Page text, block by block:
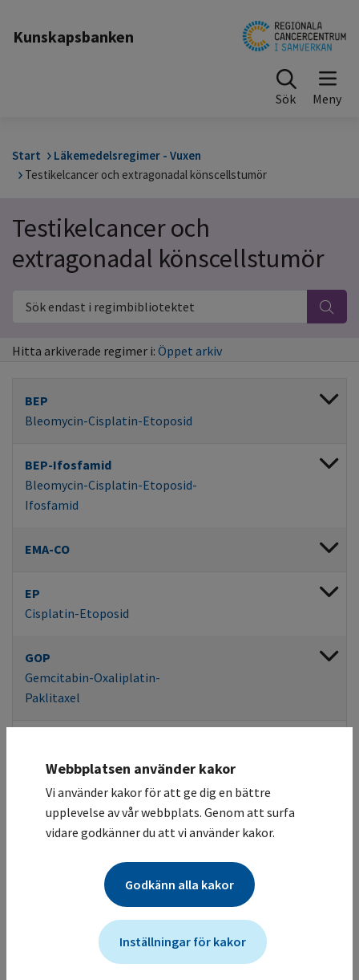
Kunskapsbanken
Sök
Start
Läkemedelsregimer - Vuxen
Testikelcancer och extragonadal könscellstumör
Testikelcancer och
extragonadal könscellstumör
Hitta arkiverade regimer i: Öppet arkiv
BEP
Bleomycin-Cisplatin-Etoposid
BEP-Ifosfamid
Bleomycin-Cisplatin-Etoposid-
Ifosfamid
EMA-CO
EP
Cisplatin-Etoposid
GOP
Gemcitabin-Oxaliplatin-
Paklitaxel
Karboplatin (AUC7)
Karboplatin-Etoposid
Cisplatin-Etoposid-Ifosfamid
Cisplatin-Ifosfamid-Paklitaxel
Webbplatsen använder kakor
Vi använder kakor för att ge dig en bättre
upplevelse av vår webbplats. Genom att surfa
vidare godkänner du att vi använder kakor.
Godkänn alla kakor
Inställningar för kakor